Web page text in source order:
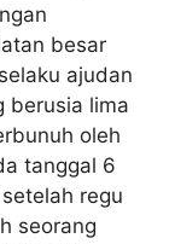
besar
ajudan
berusia lima
oleh
tanggal 6
regu
seorang